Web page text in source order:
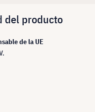
del producto
de la UE